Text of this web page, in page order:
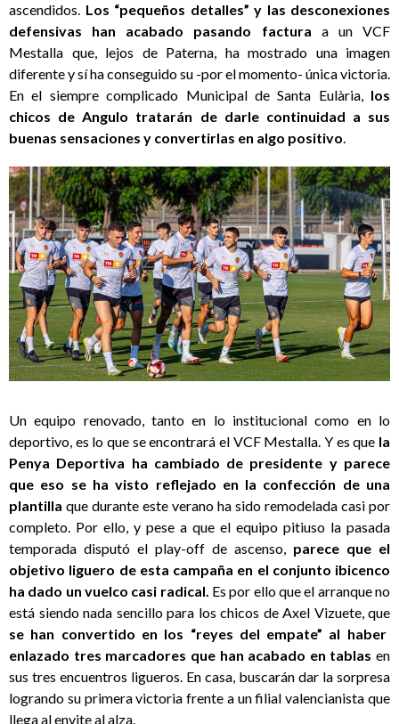
ascendidos. Los “pequeños detalles” y las desconexiones
defensivas han acabado pasando factura a un VCF
Mestalla que, lejos de Paterna, ha mostrado una imagen
diferente y sí ha conseguido su -por el momento- única victoria.
En el siempre complicado Municipal de Santa Eulària,los
chicos de Angulo tratarán de darle continuidad a sus
buenas sensaciones y convertirlas en algo positivo.
Un equipo renovado, tanto en lo institucional como en lo
deportivo, es lo que se encontrará el VCF Mestalla. Y es que la
Penya Deportiva ha cambiado de presidente y parece
que eso se ha visto reflejado en la confección de una
plantilla que durante este verano ha sido remodelada casi por
completo. Por ello, y pese a que el equipo pitiuso la pasada
temporada disputó el play-off de ascenso, parece que el
objetivo liguero de esta campaña en el conjunto ibicenco
ha dado un vuelco casi radical. Es por ello que el arranque no
está siendo nada sencillo para los chicos de Axel Vizuete, que
se han convertido en los “reyes del empate” al haber
enlazado tres marcadores que han acabado en tablas en
sus tres encuentros ligueros. En casa, buscarán dar la sorpresa
logrando su primera victoria frente a un filial valencianista que
llega al envite al alza.